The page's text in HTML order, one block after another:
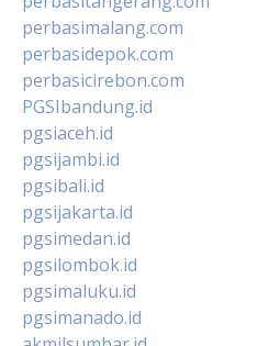
perbasimalang.com
perbasidepok.com
perbasicirebon.com
PGSIbandung.id
pgsiaceh.id
pgsijambi.id
pgsibali.id
pgsijakarta.id
pgsimedan.id
pgsilombok.id
pgsimaluku.id
pgsimanado.id